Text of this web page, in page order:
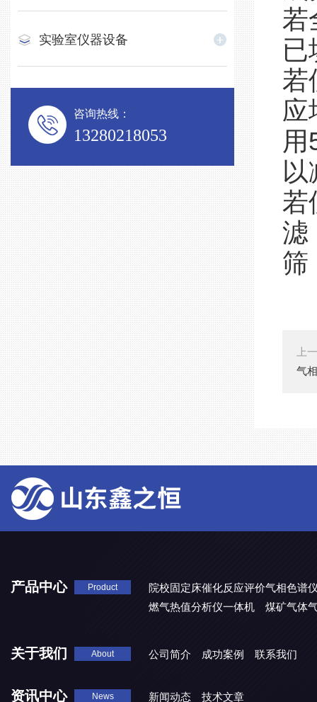
实验室仪器设备
咨询热线：
13280218053
若
已
若
应
用
以
若
滤
筛
上
气
产品中心 Product
院校固定床催化反应评价气相色谱
燃气热值分析仪一体机
煤矿气体
关于我们 About 公司简介 成功案例 联系我们
资讯中心 News 新闻动态 技术文章